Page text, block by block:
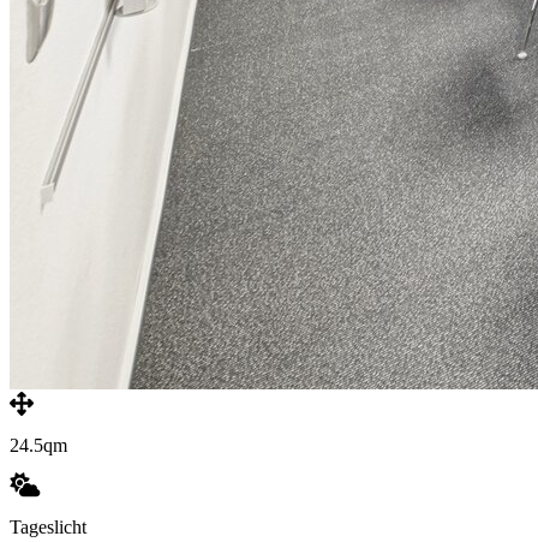
24.5qm
Tageslicht